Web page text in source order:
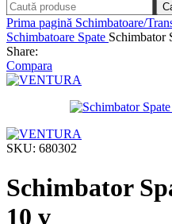
Prima pagină Schimbatoare/
Schimbatoare Spate Schimbator
Share:
Compara
SKU: 680302
Schimbator
10 v